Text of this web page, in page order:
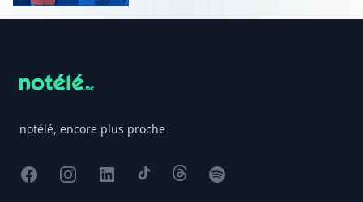
notélé, encore plus proche
FacebookInstagram
X TikTokThreadsSpotify